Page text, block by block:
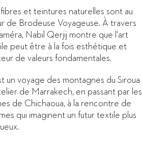
et teintures naturelles sont au
de Brodeuse Voyageuse. À travers
Nabil Qerjij montre que l'art
peut être à la fois esthétique et
de valeurs fondamentales.
un voyage des montagnes du Siroua
de Marrakech, en passant par les
de Chichaoua, à la rencontre de
qui imaginent un futur textile plus